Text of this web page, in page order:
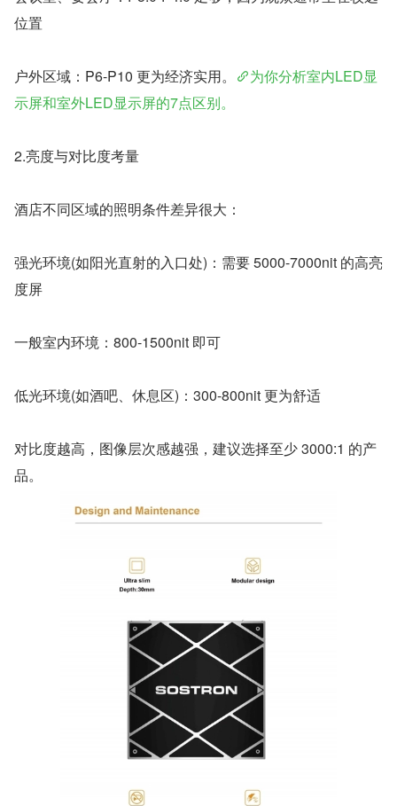
位置
户外区域：P6-P10 更为经济实用。
为你分析室内LED显
示屏和室外LED显示屏的7点区别。
2.亮度与对比度考量
酒店不同区域的照明条件差异很大：
强光环境(如阳光直射的入口处)：需要 5000-7000nit 的高亮
度屏
一般室内环境：800-1500nit 即可
低光环境(如酒吧、休息区)：300-800nit 更为舒适
对比度越高，图像层次感越强，建议选择至少 3000:1 的产
品。